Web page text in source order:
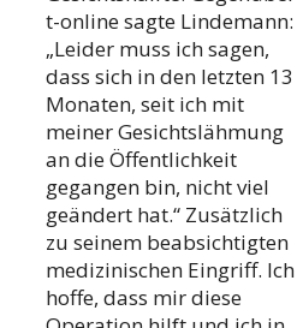
t-online sagte Lindemann:
„Leider muss ich sagen,
dass sich in den letzten 13
Monaten, seit ich mit
meiner Gesichtslähmung
an die Öffentlichkeit
gegangen bin, nicht viel
geändert hat.“ Zusätzlich
zu seinem beabsichtigten
medizinischen Eingriff. Ich
hoffe, dass mir diese